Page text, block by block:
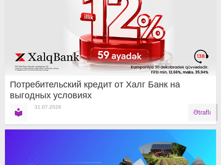
Потребительский кредит от Халг Банк на
выгодных условиях
31.07.2026
Ətraflı